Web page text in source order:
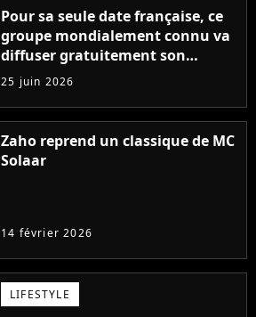
Pour sa seule date française, ce
groupe mondialement connu va
diffuser gratuitement son
concert en streaming
25 juin 2026
Zaho reprend un classique de MC
Solaar
14 février 2026
LIFESTYLE